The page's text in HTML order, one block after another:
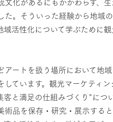
た。そういった経験から地域
活性化について学ぶために
ートを扱う場所において地
ています。観光マーケティ
と満足の仕組みづくり”につ
術品を保存・研究・展示する